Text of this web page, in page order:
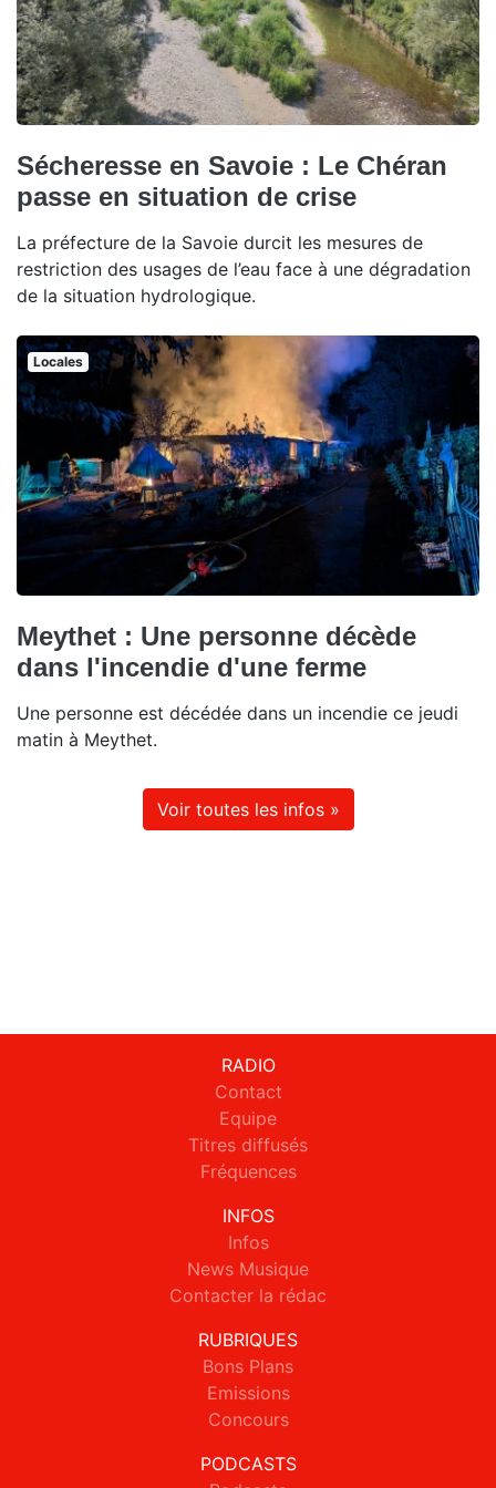
Sécheresse en Savoie : Le Chéran
passe en situation de crise
La préfecture de la Savoie durcit les mesures de
restriction des usages de l’eau face à une dégradation
de la situation hydrologique.
Locales
Meythet : Une personne décède
dans l'incendie d'une ferme
Une personne est décédée dans un incendie ce jeudi
matin à Meythet.
Voir toutes les infos »
RADIO
Contact
Equipe
Titres diffusés
Fréquences
INFOS
Infos
News Musique
Contacter la rédac
RUBRIQUES
Bons Plans
Emissions
Concours
PODCASTS